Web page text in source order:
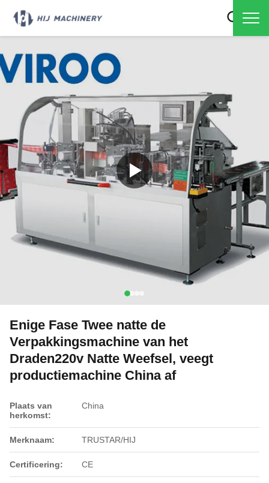
Enige Fase Twee natte de
Verpakkingsmachine van het
Draden220v Natte Weefsel, veegt
productiemachine China af
Plaats van
herkomst:
China
Merknaam: TRUSTAR/HIJ
Certificering: CE